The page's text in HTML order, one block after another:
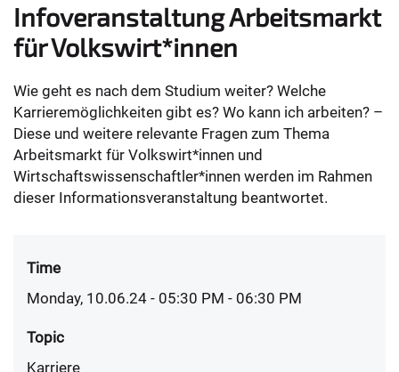
Infoveranstaltung Arbeitsmarkt
für Volkswirt*innen
Wie geht es nach dem Studium weiter? Welche
Karrieremöglichkeiten gibt es? Wo kann ich arbeiten? –
Diese und weitere relevante Fragen zum Thema
Arbeitsmarkt für Volkswirt*innen und
Wirtschaftswissenschaftler*innen werden im Rahmen
dieser Informationsveranstaltung beantwortet.
Time
Monday, 10.06.24 - 05:30 PM - 06:30 PM
Topic
Karriere